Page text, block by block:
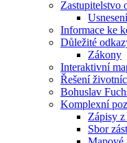
Zastupitelstvo
Informace ke
Důležité
Zákony
Interaktivní
Řešení
Bohuslav
Komplexní
Zápisy
Sbor